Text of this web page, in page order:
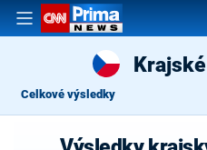
Celkové výsledky